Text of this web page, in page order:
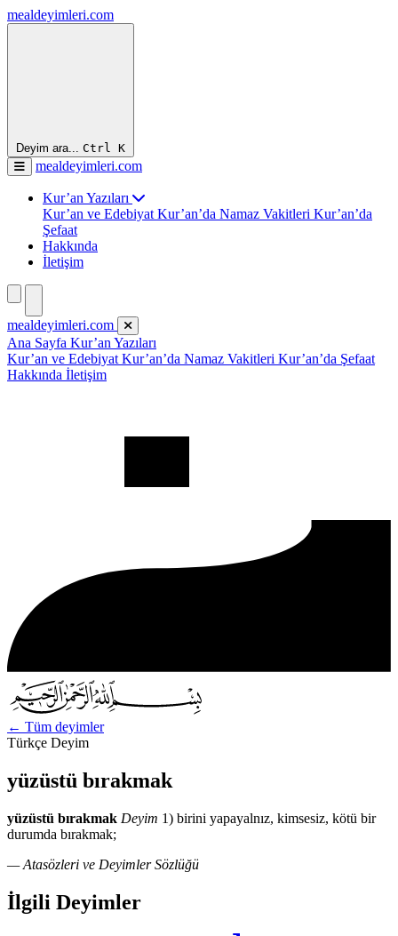
mealdeyimleri.com
Deyim ara... Ctrl K
mealdeyimleri.com
Kur’an Yazıları
Kur’an ve Edebiyat Kur’an’da Namaz Vakitleri Kur’an’da
Şefaat
Hakkında
İletişim
mealdeyimleri.com
Ana Sayfa Kur’an Yazıları
Kur’an ve Edebiyat Kur’an’da Namaz Vakitleri Kur’an’da Şefaat
Hakkında İletişim
← Tüm deyimler
Türkçe Deyim
yüzüstü bırakmak
yüzüstü bırakmak Deyim 1) birini yapayalnız, kimsesiz, kötü bir
durumda bırakmak;
— Atasözleri ve Deyimler Sözlüğü
İlgili Deyimler